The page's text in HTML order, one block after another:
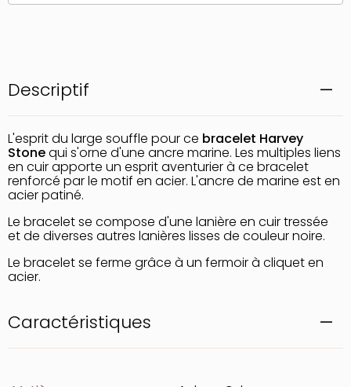
Descriptif
L'esprit du large souffle pour ce bracelet Harvey
Stonequi s'orne d'une ancre marine. Les multiples liens
en cuir apporte un esprit aventurier à ce bracelet
renforcé par le motif en acier. L'ancre de marine est en
acier patiné.
Le bracelet se compose d'une lanière en cuir tressée
et de diverses autres lanières lisses de couleur noire.
Le bracelet se ferme grâce à un fermoir à cliquet en
acier.
Caractéristiques